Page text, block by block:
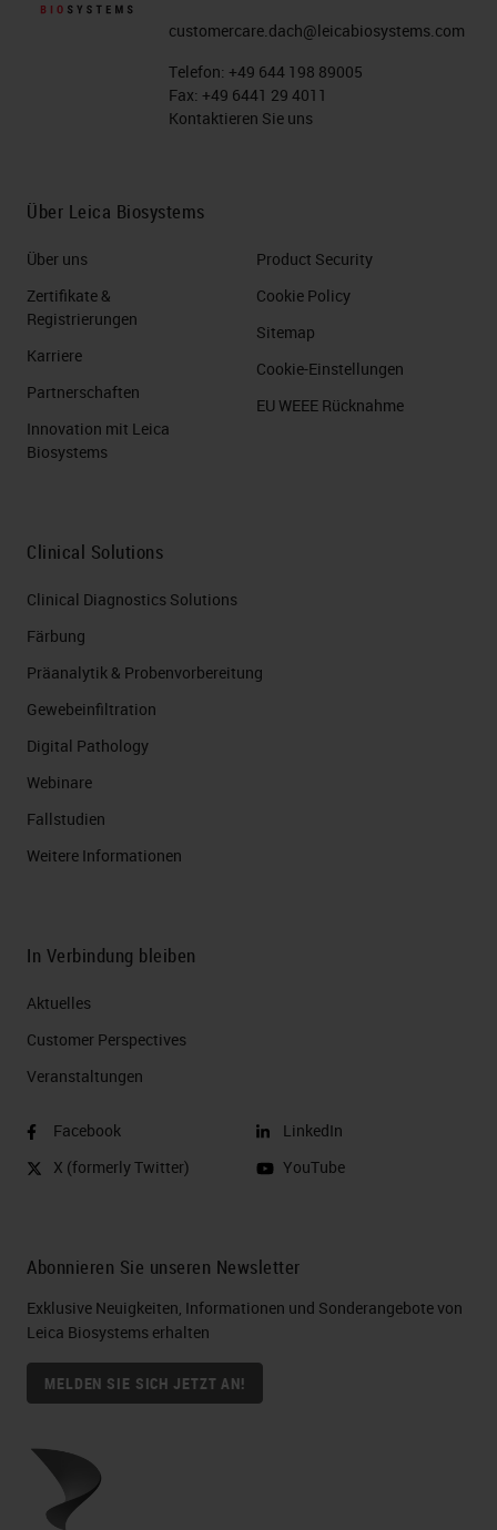
customercare.dach@leicabiosystems.com
Telefon: +49 644 198 89005
Fax: +49 6441 29 4011
Kontaktieren Sie uns
Über Leica Biosystems
Über uns
Zertifikate &
Registrierungen
Karriere
Partnerschaften
Innovation mit Leica
Biosystems
Product Security
Cookie Policy
Sitemap
Cookie-Einstellungen
EU WEEE Rücknahme
Clinical Solutions
Clinical Diagnostics Solutions
Färbung
Präanalytik & Probenvorbereitung
Gewebeinfiltration
Digital Pathology
Webinare
Fallstudien
Weitere Informationen
In Verbindung bleiben
Aktuelles
Customer Perspectives​
Veranstaltungen
Facebook
X (formerly Twitter)
LinkedIn
YouTube
Abonnieren Sie unseren Newsletter
Exklusive Neuigkeiten, Informationen und Sonderangebote von
Leica Biosystems erhalten
MELDEN SIE SICH JETZT AN!